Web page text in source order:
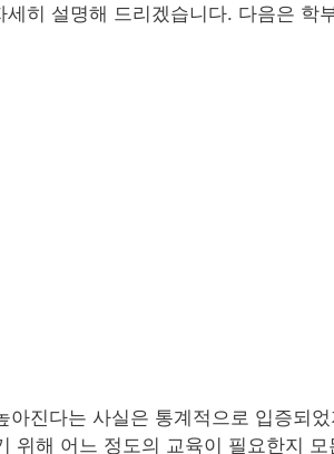
히 설명해 드리겠습니다. 다음은
아진다는 사실은 통계적으로 입증되
위해 어느 정도의 교육이 필요한지